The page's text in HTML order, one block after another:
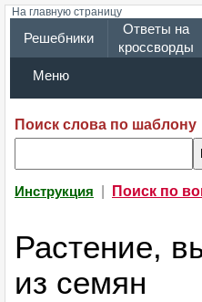
На главную страницу
Решебники
Ответы на
кроссворды
Меню
Поиск слова по шаблону
Инструкция Поиск по
Растение,
из семян